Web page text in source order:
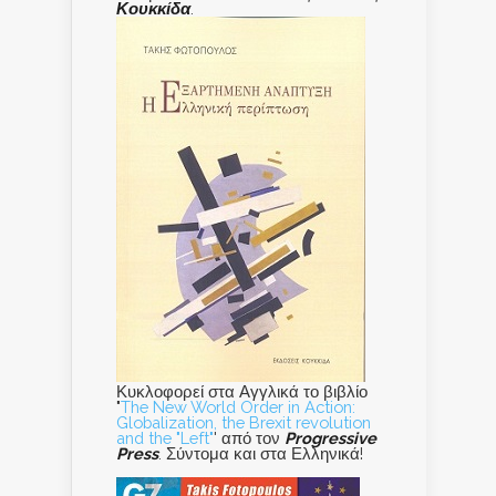
Κουκκίδα.
Κυκλοφορεί στα Αγγλικά το βιβλίο
"The New World Order in Action:
Globalization, the Brexit revolution
and the "Left"' από τον Progressive
Press. Σύντομα και στα Ελληνικά!